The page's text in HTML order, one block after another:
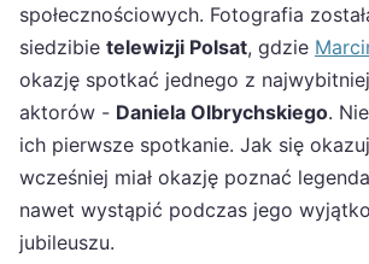
społecznościowych. Fotografia
siedzibie telewizji Polsat, gdzie
okazję spotkać jednego z
aktorów - Daniela Olbrychskiego.
ich pierwsze spotkanie. Jak się
wcześniej miał okazję poznać
nawet wystąpić podczas jego
jubileuszu.